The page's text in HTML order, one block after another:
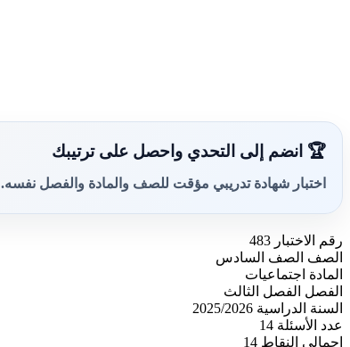
🏆 انضم إلى التحدي واحصل على ترتيبك
اختبار شهادة تدريبي مؤقت للصف والمادة والفصل نفسه.
رقم الاختبار 483
الصف الصف السادس
المادة اجتماعيات
الفصل الفصل الثالث
السنة الدراسية 2025/2026
عدد الأسئلة 14
إجمالي النقاط 14